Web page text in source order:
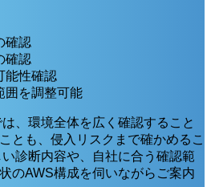
確認
確認
能性確認
囲を調整可能
、環境全体を広く確認すること
とも、侵入リスクまで確かめるこ
診断内容や、自社に合う確認範
のAWS構成を伺いながらご案内